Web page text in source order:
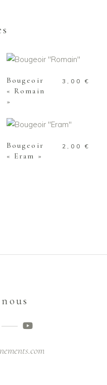
PANIER
Bougeoir
« Romain
»
3,00 €
PANIER
Bougeoir
« Eram »
2,00 €